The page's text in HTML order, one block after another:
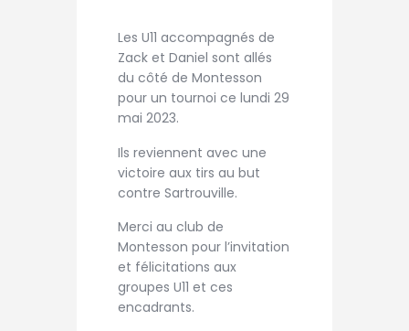
Les U11 accompagnés de
Zack et Daniel sont allés
du côté de Montesson
pour un tournoi ce lundi 29
mai 2023.
Ils reviennent avec une
victoire aux tirs au but
contre Sartrouville.
Merci au club de
Montesson pour l’invitation
et félicitations aux
groupes U11 et ces
encadrants.